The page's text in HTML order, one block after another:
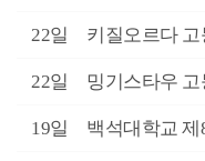
22일 키질오르다
22일 밍기스타우
19일 백석대학교